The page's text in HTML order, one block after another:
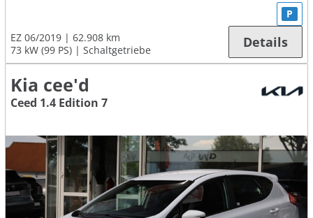
EZ 06/2019
62.908 km
73 kW (99 PS)
Schaltgetriebe
P
Details
Kia cee'd
Ceed 1.4 Edition 7